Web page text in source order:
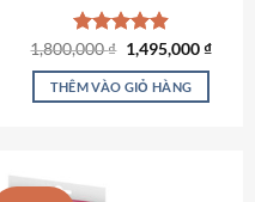
Được xếp
hạng4.89
5 sao
1,800,000₫ Giá
gốc
là:
1,800,000 ₫.
1,495,000₫Giá
THÊM VÀO GIỎ HÀNG